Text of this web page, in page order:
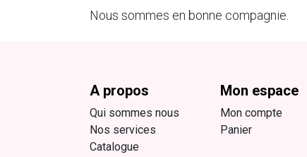
Nous sommes en bonne compagnie.
A propos
Qui sommes nous
Nos services
Catalogue
Mon espace
Mon compte
Panier